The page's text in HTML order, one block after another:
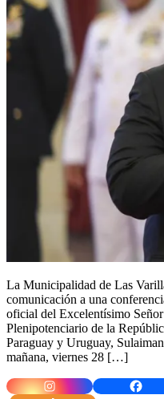
La Municipalidad de Las
comunicación a una
oficial del Excelentísimo
Plenipotenciario de la
Paraguay y Uruguay,
mañana, viernes 28 […]